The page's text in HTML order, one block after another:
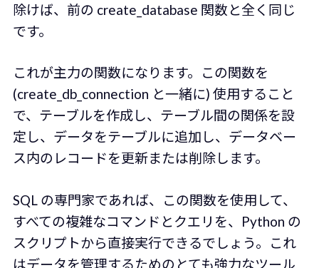
除けば、前の create_database 関数と全く同じ
です。
これが主力の関数になります。この関数を
(create_db_connection と一緒に) 使用すること
で、テーブルを作成し、テーブル間の関係を設
定し、データをテーブルに追加し、データベー
ス内のレコードを更新または削除します。
SQL の専門家であれば、この関数を使用して、
すべての複雑なコマンドとクエリを、Python の
スクリプトから直接実行できるでしょう。これ
はデータを管理するためのとても強力なツール